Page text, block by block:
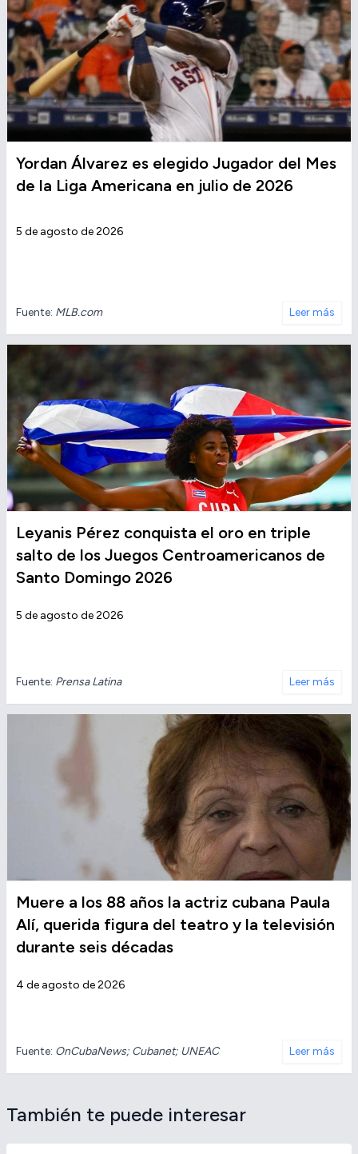
Yordan Álvarez es elegido Jugador del Mes
de la Liga Americana en julio de 2026
5 de agosto de 2026
Fuente: MLB.com Leer más
Leyanis Pérez conquista el oro en triple
salto de los Juegos Centroamericanos de
Santo Domingo 2026
5 de agosto de 2026
Fuente: Prensa Latina Leer más
Muere a los 88 años la actriz cubana Paula
Alí, querida figura del teatro y la televisión
durante seis décadas
4 de agosto de 2026
Fuente: OnCubaNews; Cubanet; UNEAC Leer más
También te puede interesar